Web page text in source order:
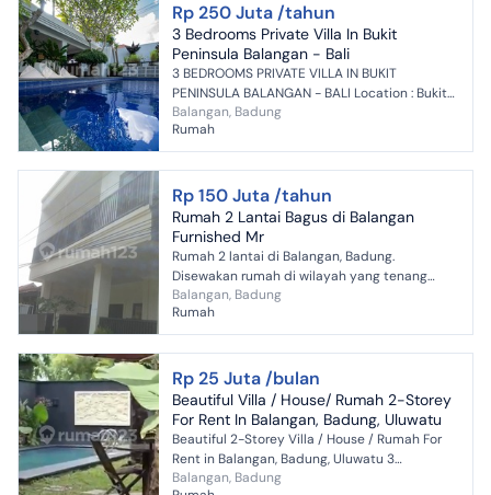
Rp 250 Juta /tahun
3 Bedrooms Private Villa In Bukit
Peninsula Balangan - Bali
3 BEDROOMS PRIVATE VILLA IN BUKIT
PENINSULA BALANGAN - BALI Location : Bukit
Peninsula, Balangan, Kuta Selatan, Badung,
Bali. Land size : 3 are (3...
Balangan, Badung
Rumah
Rp 150 Juta /tahun
Rumah 2 Lantai Bagus di Balangan
Furnished Mr
Rumah 2 lantai di Balangan, Badung.
Disewakan rumah di wilayah yang tenang
dengan pemandangan Lokasi di Pusat Kota.
Properti 2 lantai bergaya mini...
Balangan, Badung
Rumah
Rp 25 Juta /bulan
Beautiful Villa / House/ Rumah 2-Storey
For Rent In Balangan, Badung, Uluwatu
Beautiful 2-Storey Villa / House / Rumah For
Rent in Balangan, Badung, Uluwatu 3
Bedrooms 3 Bathrooms Furnished Swimming
Balangan, Badung